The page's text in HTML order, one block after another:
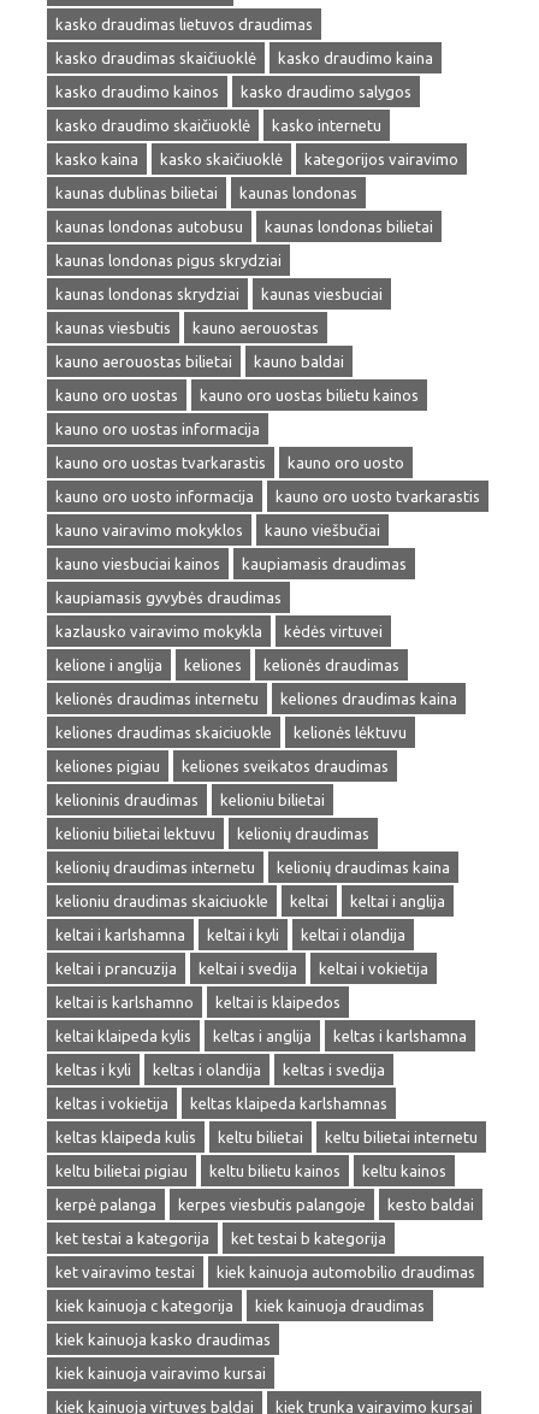
kasko draudimas lietuvos draudimas
kasko draudimas skaičiuoklė
kasko draudimo kaina
kasko draudimo kainos
kasko draudimo salygos
kasko draudimo skaičiuoklė
kasko internetu
kasko kaina
kasko skaičiuoklė
kategorijos vairavimo
kaunas dublinas bilietai
kaunas londonas
kaunas londonas autobusu
kaunas londonas bilietai
kaunas londonas pigus skrydziai
kaunas londonas skrydziai
kaunas viesbuciai
kaunas viesbutis
kauno aerouostas
kauno aerouostas bilietai
kauno baldai
kauno oro uostas
kauno oro uostas bilietu kainos
kauno oro uostas informacija
kauno oro uostas tvarkarastis
kauno oro uosto
kauno oro uosto informacija
kauno oro uosto tvarkarastis
kauno vairavimo mokyklos
kauno viešbučiai
kauno viesbuciai kainos
kaupiamasis draudimas
kaupiamasis gyvybės draudimas
kazlausko vairavimo mokykla
kėdės virtuvei
kelione i anglija
keliones
kelionės draudimas
kelionės draudimas internetu
keliones draudimas kaina
keliones draudimas skaiciuokle
kelionės lėktuvu
keliones pigiau
keliones sveikatos draudimas
kelioninis draudimas
kelioniu bilietai
kelioniu bilietai lektuvu
kelionių draudimas
kelionių draudimas internetu
kelionių draudimas kaina
kelioniu draudimas skaiciuokle
keltai
keltai i anglija
keltai i karlshamna
keltai i kyli
keltai i olandija
keltai i prancuzija
keltai i svedija
keltai i vokietija
keltai is karlshamno
keltai is klaipedos
keltai klaipeda kylis
keltas i anglija
keltas i karlshamna
keltas i kyli
keltas i olandija
keltas i svedija
keltas i vokietija
keltas klaipeda karlshamnas
keltas klaipeda kulis
keltu bilietai
keltu bilietai internetu
keltu bilietai pigiau
keltu bilietu kainos
keltu kainos
kerpė palanga
kerpes viesbutis palangoje
kesto baldai
ket testai a kategorija
ket testai b kategorija
ket vairavimo testai
kiek kainuoja automobilio draudimas
kiek kainuoja c kategorija
kiek kainuoja draudimas
kiek kainuoja kasko draudimas
kiek kainuoja vairavimo kursai
kiek kainuoja virtuves baldai
kiek trunka vairavimo kursai